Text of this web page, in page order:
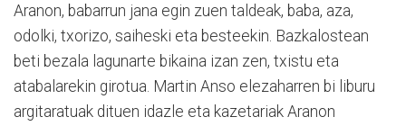
Aranon, babarrun jana egin zuen taldeak, baba, aza,
odolki, txorizo, saiheski eta besteekin. Bazkalostean
beti bezala lagunarte bikaina izan zen, txistu eta
atabalarekin girotua. Martin Anso elezaharren bi liburu
argitaratuak dituen idazle eta kazetariak Aranon